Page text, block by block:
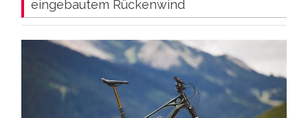
eingebautem Rückenwind